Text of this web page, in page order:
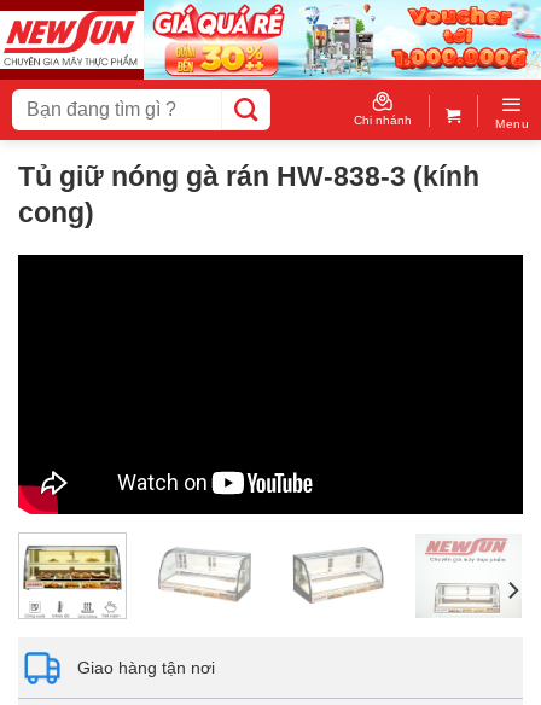
Skip
to
content
Tìm
kiếm:
Chi nhánh Menu
Tủ giữ nóng gà rán HW-838-3 (kính
cong)
Giao hàng tận nơi